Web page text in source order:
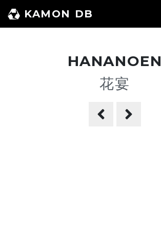
ン
KAMON DB
HANANOEN
花宴